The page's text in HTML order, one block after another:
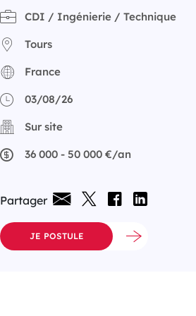
CDI / Ingénierie / Technique
Tours
France
03/08/26
Sur site
36 000 - 50 000 €/an
Partager
JE POSTULE